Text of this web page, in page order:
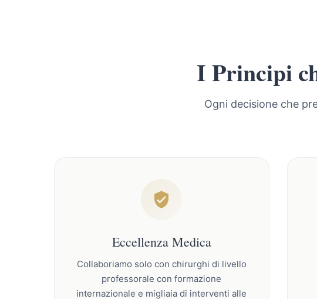
I Principi
Ogni decisione che
Eccellenza Medica
Collaboriamo solo con chirurghi di livello
professorale con formazione
internazionale e migliaia di interventi alle